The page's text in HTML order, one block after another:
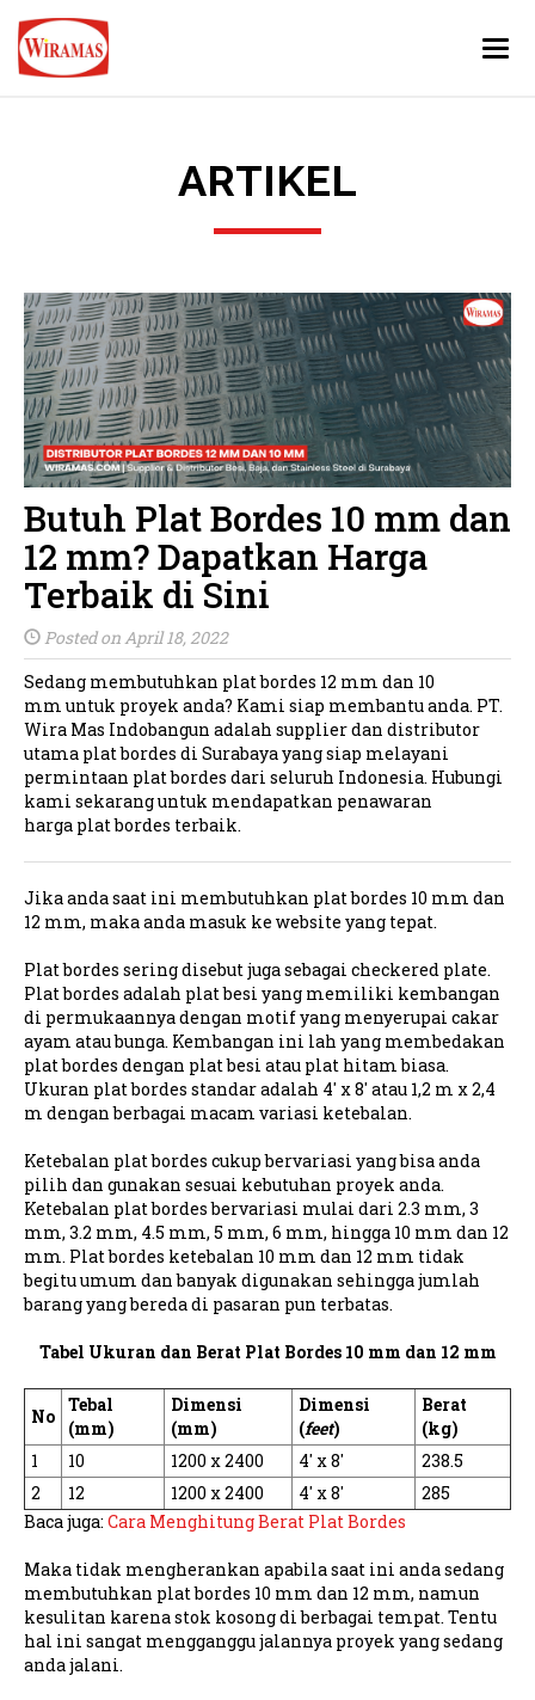
ARTIKEL
Butuh Plat Bordes 10 mm dan
12 mm? Dapatkan Harga
Terbaik di Sini
Posted on April 18, 2022
Sedang membutuhkan plat bordes 12 mm dan 10
mm untuk proyek anda? Kami siap membantu anda. PT.
Wira Mas Indobangun adalah supplier dan distributor
utama plat bordes di Surabaya yang siap melayani
permintaan plat bordes dari seluruh Indonesia. Hubungi
kami sekarang untuk mendapatkan penawaran
harga plat bordes terbaik.
Jika anda saat ini membutuhkan plat bordes 10 mm dan
12 mm, maka anda masuk ke website yang tepat.
Plat bordes sering disebut juga sebagai checkered plate.
Plat bordes adalah plat besi yang memiliki kembangan
di permukaannya dengan motif yang menyerupai cakar
ayam atau bunga. Kembangan ini lah yang membedakan
plat bordes dengan plat besi atau plat hitam biasa.
Ukuran plat bordes standar adalah 4' x 8' atau 1,2 m x 2,4
m dengan berbagai macam variasi ketebalan.
Ketebalan plat bordes cukup bervariasi yang bisa anda
pilih dan gunakan sesuai kebutuhan proyek anda.
Ketebalan plat bordes bervariasi mulai dari 2.3 mm, 3
mm, 3.2 mm, 4.5 mm, 5 mm, 6 mm, hingga 10 mm dan 12
mm. Plat bordes ketebalan 10 mm dan 12 mm tidak
begitu umum dan banyak digunakan sehingga jumlah
barang yang bereda di pasaran pun terbatas.
Tabel Ukuran dan Berat Plat Bordes 10 mm dan 12 mm
No
Tebal
(mm)
Dimensi
(mm)
Dimensi
(feet)
Berat
(kg)
1
10 1200 x 2400 4' x 8'
238.5
2
12 1200 x 2400 4' x 8'
285
Baca juga: Cara Menghitung Berat Plat Bordes
Maka tidak mengherankan apabila saat ini anda sedang
membutuhkan plat bordes 10 mm dan 12 mm, namun
kesulitan karena stok kosong di berbagai tempat. Tentu
hal ini sangat mengganggu jalannya proyek yang sedang
anda jalani.